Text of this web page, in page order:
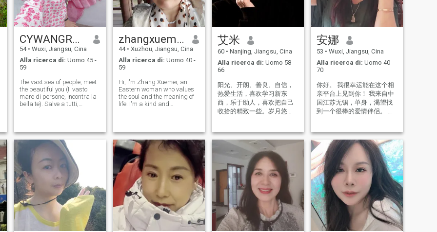
sincera.sei pronto a
conoscerlo di più su di me?
gestione della salute, e la
pelle La gestione è il mio
specialista. Sono bravo ad
aiutare le persone nel
salute in un modo
naturale.Carry Portate
avanti la cultura della
medicina tradizionale cinese
e trasmettete il mio amore
gentilezza.
CYWANGROSE
54 • Wuxi, Jiangsu, Cina
Alla ricerca di: Uomo 45 -
59
The vast sea of people, meet
the beautiful you (Il vasto
mare di persone, incontra la
bella te). Salve a tutti,
cinese e la bellezza cinese;
se apprezzi anche la belleza
delle donne orientali, Amo la
vita, amo viaggiare per il
mondo, amo i piccoli animali,
sarò il tuo orgoglio. Let's meet
a cross-border love
(Incontriamo un amore che
attraversa le frontiere). So
che da qualche parte nel
mondo mi state cercando.
Quindi, eccomi qui.
(Applausi) In questo grande
mondo, ti ho scelto non solo
zhangxuemei
44 • Xuzhou, Jiangsu, Cina
Alla ricerca di: Uomo 40 -
59
Hi, I'm Zhang Xuemei, an
Eastern woman who values
the soul and the meaning of
life. I'm a kind and
extremely passionate about
a vibrant and free life. I love
cooking deliciou
艾米
60 • Nanjing, Jiangsu, Cina
Alla ricerca di: Uomo 58 -
66
阳光、开朗、善良、自信，
热爱生活，喜欢学习新东
西，乐于助人，喜欢把自己
收拾的精致一些。岁月悠
段。如今更期待一份属于自
己的陪伴。我热爱生活，渴
望一位灵魂伴侣，身为舞蹈
老师，我用肢体语言诠释着
对生活的热爱，回首半生，
历经风雨，如今更懂平淡是
真，我性格开朗、活泼、直
爽，渴望找到一位互相理
解、互相包容，互相扶持的
伴侣，希望未来的他，善良
安娜
53 • Wuxi, Jiangsu, Cina
Alla ricerca di: Uomo 40 -
70
你好。 我很幸运能在这个相
亲平台上见到你！ 我来自中
国江苏无锡，单身，渴望找
到一个很棒的爱情伴侣。 我
活运动的同时培养爱情的专
家！ 告诉我，亲爱的，你在
哪个城市？ 你做什么有趣的
工作？ 让我们用爱的旋律一
起演奏生命的美妙乐章吧！
你好！我怀着极大的幸运心
情在这个相亲平台上遇见
你！我来自中国江苏无锡，
单身，渴望找到一个美好的
爱情伴侣。 我是一名大学艺